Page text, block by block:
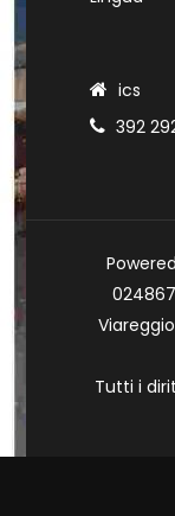
ics
392
Tutti i